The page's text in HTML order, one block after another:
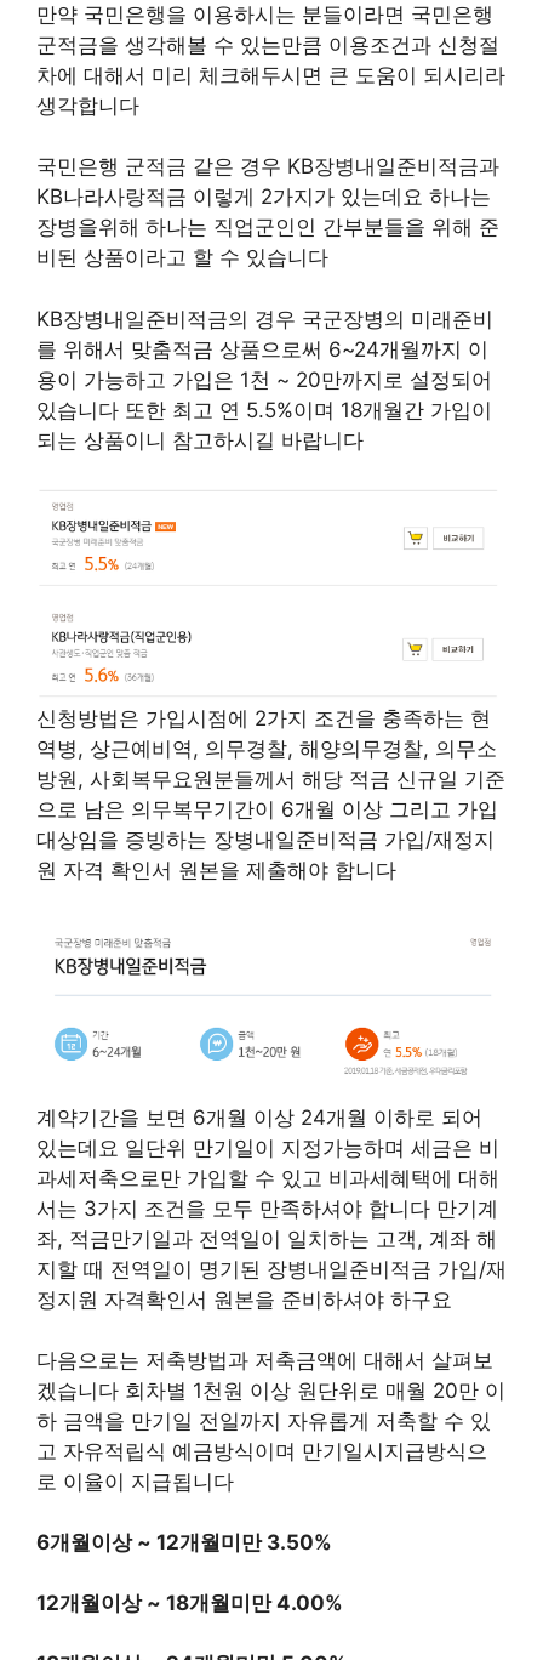
만약 국민은행을 이용하시는 분들이라면 국민은행
군적금을 생각해볼 수 있는만큼 이용조건과 신청절
차에 대해서 미리 체크해두시면 큰 도움이 되시리라
생각합니다
국민은행 군적금 같은 경우 KB장병내일준비적금과
KB나라사랑적금 이렇게 2가지가 있는데요 하나는
장병을위해 하나는 직업군인인 간부분들을 위해 준
비된 상품이라고 할 수 있습니다
KB장병내일준비적금의 경우 국군장병의 미래준비
를 위해서 맞춤적금 상품으로써 6~24개월까지 이
용이 가능하고 가입은 1천 ~ 20만까지로 설정되어
있습니다 또한 최고 연 5.5%이며 18개월간 가입이
되는 상품이니 참고하시길 바랍니다
신청방법은 가입시점에 2가지 조건을 충족하는 현
역병, 상근예비역, 의무경찰, 해양의무경찰, 의무소
방원, 사회복무요원분들께서 해당 적금 신규일 기준
으로 남은 의무복무기간이 6개월 이상 그리고 가입
대상임을 증빙하는 장병내일준비적금 가입/재정지
원 자격 확인서 원본을 제출해야 합니다
계약기간을 보면 6개월 이상 24개월 이하로 되어
있는데요 일단위 만기일이 지정가능하며 세금은 비
과세저축으로만 가입할 수 있고 비과세혜택에 대해
서는 3가지 조건을 모두 만족하셔야 합니다 만기계
좌, 적금만기일과 전역일이 일치하는 고객, 계좌 해
지할 때 전역일이 명기된 장병내일준비적금 가입/재
정지원 자격확인서 원본을 준비하셔야 하구요
다음으로는 저축방법과 저축금액에 대해서 살펴보
겠습니다 회차별 1천원 이상 원단위로 매월 20만 이
하 금액을 만기일 전일까지 자유롭게 저축할 수 있
고 자유적립식 예금방식이며 만기일시지급방식으
로 이율이 지급됩니다
6개월이상 ~ 12개월미만 3.50%
12개월이상 ~ 18개월미만 4.00%